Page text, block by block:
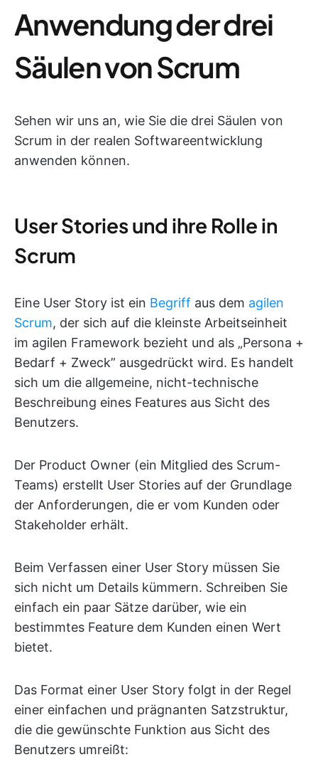
Anwendung der drei
Säulen von Scrum
Sehen wir uns an, wie Sie die drei Säulen von
Scrum in der realen Softwareentwicklung
anwenden können.
User Stories und ihre Rolle in
Scrum
Eine User Story ist ein Begriff aus dem agilen
Scrum, der sich auf die kleinste Arbeitseinheit
im agilen Framework bezieht und als „Persona +
Bedarf + Zweck” ausgedrückt wird. Es handelt
sich um die allgemeine, nicht-technische
Beschreibung eines Features aus Sicht des
Benutzers.
Der Product Owner (ein Mitglied des Scrum-
Teams) erstellt User Stories auf der Grundlage
der Anforderungen, die er vom Kunden oder
Stakeholder erhält.
Beim Verfassen einer User Story müssen Sie
sich nicht um Details kümmern. Schreiben Sie
einfach ein paar Sätze darüber, wie ein
bestimmtes Feature dem Kunden einen Wert
bietet.
Das Format einer User Story folgt in der Regel
einer einfachen und prägnanten Satzstruktur,
die die gewünschte Funktion aus Sicht des
Benutzers umreißt: